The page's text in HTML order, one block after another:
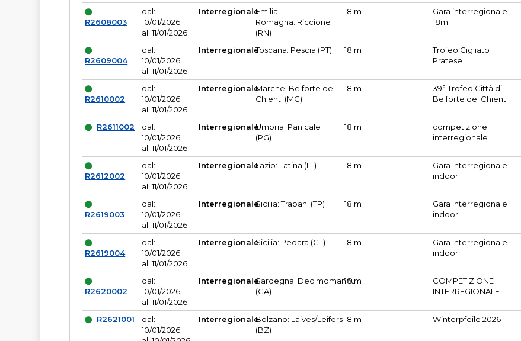
R2608003
dal:
10/01/2026
al: 11/01/2026
InterregionaleEmilia
Romagna: Riccione
(RN)
18 m
Gara interregionale
18m
R2609004
dal:
10/01/2026
al: 11/01/2026
InterregionaleToscana: Pescia (PT) 18 m
Trofeo Gigliato
Pratese
R2610002
dal:
10/01/2026
al: 11/01/2026
InterregionaleMarche: Belforte del
Chienti (MC)
18 m
39° Trofeo Città di
Belforte del Chienti.
R2611002
dal:
10/01/2026
al: 11/01/2026
InterregionaleUmbria: Panicale
(PG)
18 m
competizione
interregionale
R2612002
dal:
10/01/2026
al: 11/01/2026
InterregionaleLazio: Latina (LT) 18 m
Gara Interregionale
indoor
R2619003
dal:
10/01/2026
al: 11/01/2026
InterregionaleSicilia: Trapani (TP) 18 m
Gara Interregionale
indoor
R2619004
dal:
10/01/2026
al: 11/01/2026
InterregionaleSicilia: Pedara (CT) 18 m
Gara Interregionale
indoor
R2620002
dal:
10/01/2026
al: 11/01/2026
InterregionaleSardegna: Decimomannu
(CA)
18 m
COMPETIZIONE
INTERREGIONALE
R2621001
dal:
10/01/2026
InterregionaleBolzano: Laives/Leifers
(BZ)
18 m Winterpfeile 2026